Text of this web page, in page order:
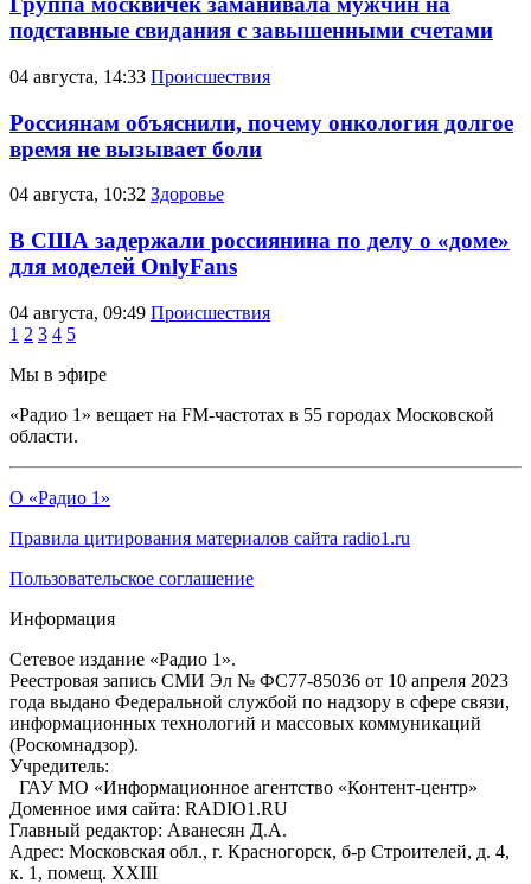
подставные свидания с завышенными счетами
04 августа, 14:33 Происшествия
Россиянам объяснили, почему онкология долгое
время не вызывает боли
04 августа, 10:32 Здоровье
В США задержали россиянина по делу о «доме»
для моделей OnlyFans
04 августа, 09:49 Происшествия
1 2 3 4 5
Мы в эфире
«Радио 1» вещает на FM-частотах в 55 городах Московской
области.
О «Радио 1»
Правила цитирования материалов сайта radio1.ru
Пользовательское соглашение
Информация
Сетевое издание «Радио 1».
Реестровая запись СМИ Эл № ФС77-85036 от 10 апреля 2023
года выдано Федеральной службой по надзору в сфере связи,
информационных технологий и массовых коммуникаций
(Роскомнадзор).
Учредитель:
ГАУ МО «Информационное агентство «Контент-центр»
Доменное имя сайта: RADIO1.RU
Главный редактор: Аванесян Д.А.
Адрес: Московская обл., г. Красногорск, б-р Строителей, д. 4,
к. 1, помещ. XXIII